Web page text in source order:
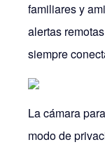
familiares y
alertas
siempre
La cámara
modo de